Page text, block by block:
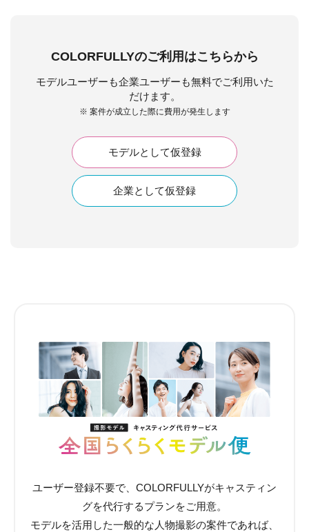
COLORFULLYのご利用はこちらから
モデルユーザーも企業ユーザーも無料でご利用いた
だけます。
※ 案件が成立した際に費用が発生します
モデルとして仮登録
企業として仮登録
ユーザー登録不要で、COLORFULLYがキャスティン
グを代行するプランをご用意。
モデルを活用した一般的な人物撮影の案件であれば、